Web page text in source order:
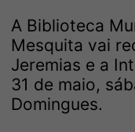
A Biblioteca
Mesquita vai
Jeremias e a
31 de maio,
Domingues.